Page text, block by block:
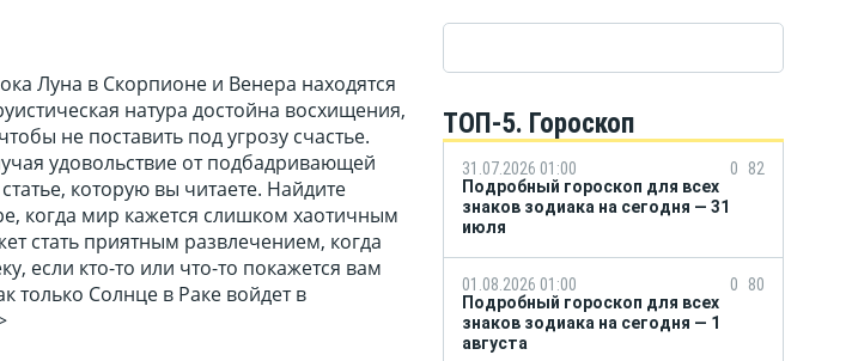
Луна в Скорпионе и Венера находятся
натура достойна восхищения,
не поставить под угрозу счастье.
удовольствие от подбадривающей
которую вы читаете. Найдите
когда мир кажется слишком хаотичным
стать приятным развлечением, когда
если кто-то или что-то покажется вам
Солнце в Раке войдет в
ТОП-5. Гороскоп
31.07.2026 01:00 0
82
Подробный гороскоп для всех
знаков зодиака на сегодня — 31
июля
01.08.2026 01:00 0
80
Подробный гороскоп для всех
знаков зодиака на сегодня — 1
августа